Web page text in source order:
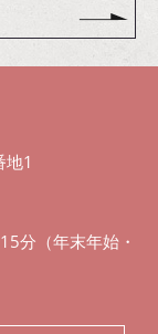
1
分（年末年始・